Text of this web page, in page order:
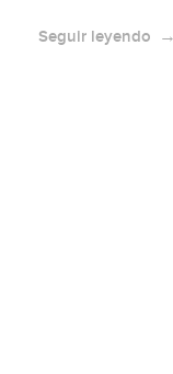
Seguir leyendo